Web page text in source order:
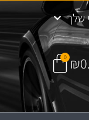
שלך
₪
0